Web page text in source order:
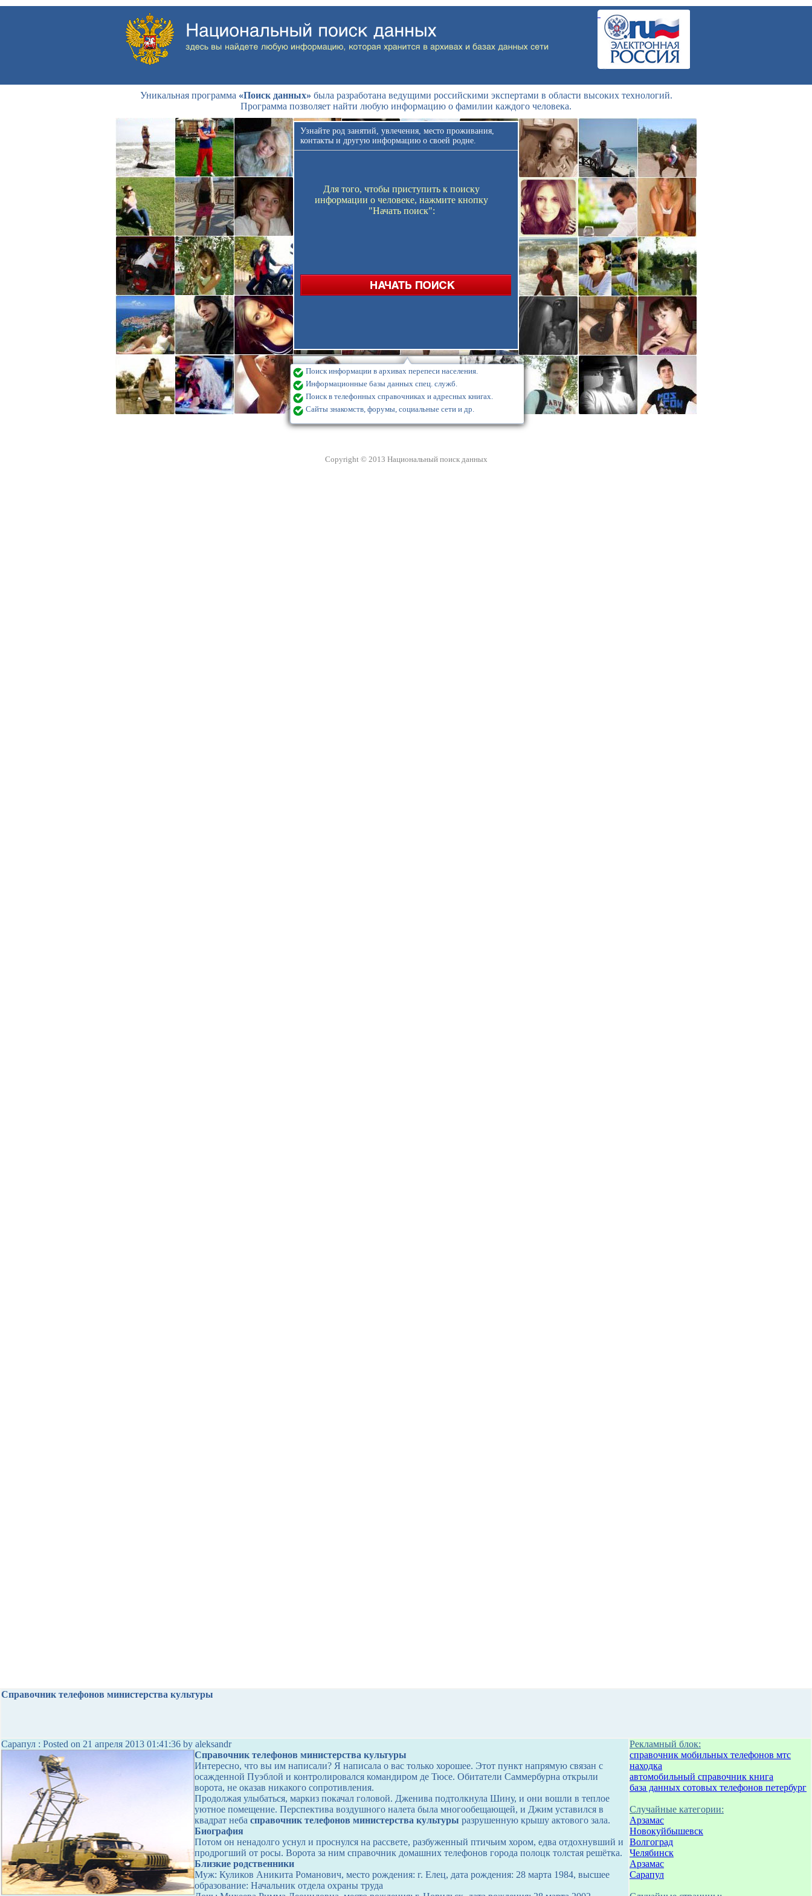
Уникальная программа «Поиск данных» была разработана ведущими российскими экспертами в области высоких технологий.
Программа позволяет найти любую информацию о фамилии каждого человека.
Узнайте род занятий, увлечения, место проживания,
контакты и другую информацию о своей родне.
Для того, чтобы приступить к поиску
информации о человеке, нажмите кнопку
"Начать поиск":
Поиск информации в архивах перепеси населения.
Информационные базы данных спец. служб.
Поиск в телефонных справочниках и адресных книгах.
Сайты знакомств, форумы, социальные сети и др.
Copyright © 2013 Национальный поиск данных
Справочник телефонов министерства культуры
Сарапул : Posted on 21 апреля 2013 01:41:36 by aleksandr
Справочник телефонов министерства культуры
Интересно, что вы им написали? Я написала о вас только хорошее. Этот пункт напрямую связан с
осажденной Пуэблой и контролировался командиром де Тюсе. Обитатели Саммербурна открыли
ворота, не оказав никакого сопротивления.
Продолжая улыбаться, маркиз покачал головой. Дженива подтолкнула Шину, и они вошли в теплое
уютное помещение. Перспектива воздушного налета была многообещающей, и Джим уставился в
квадрат неба справочник телефонов министерства культуры разрушенную крышу актового зала.
Биография
Потом он ненадолго уснул и проснулся на рассвете, разбуженный птичьим хором, едва отдохнувший и
продрогший от росы. Ворота за ним справочник домашних телефонов города полоцк толстая решётка.
Близкие родственники
Муж: Куликов Аникита Романович, место рождения: г. Елец, дата рождения: 28 марта 1984, высшее
образование: Начальник отдела охраны труда
Рекламный блок:
справочник мобильных телефонов мтс
находка
автомобильный справочник книга
база данных сотовых телефонов петербург
Случайные категории:
Арзамас
Новокуйбышевск
Волгоград
Челябинск
Арзамас
Сарапул